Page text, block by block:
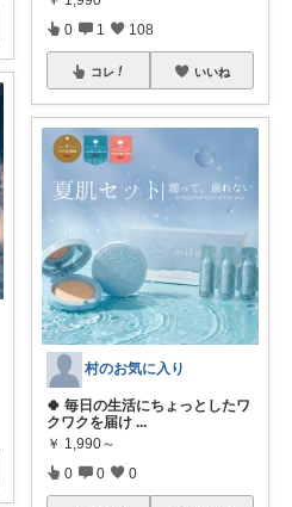
0 1 108
コレ いいね
村のお気に入り
🍀 毎日の生活にちょっとしたワ
クワクを届け ...
￥ 1,990～
0 0 0